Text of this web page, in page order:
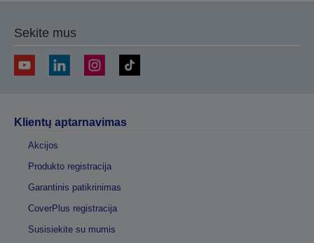
Sekite mus
Klientų aptarnavimas
Akcijos
Produkto registracija
Garantinis patikrinimas
CoverPlus registracija
Susisiekite su mumis